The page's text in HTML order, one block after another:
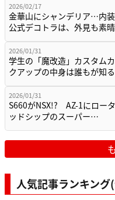
2026/02/17
金華山にシャンデリア…内
公式デコトラは、外見も素
2026/01/31
学生の「魔改造」カスタム
クアップの中身は誰もが知
2026/01/31
S660がNSX!? AZ-1にロー
ッドシップのスーパー…
人気記事ランキング